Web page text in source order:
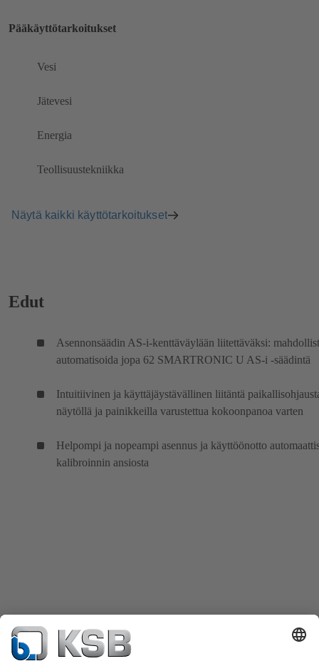
Pääkäyttötarkoitukset
Vesi
Jätevesi
Energia
Teollisuustekniikka
Näytä kaikki käyttötarkoitukset
Edut
Asennonsäädin AS-i-kenttäväylään liitettäväksi:
automatisoida jopa 62 SMARTRONIC U AS-i -säädintä
Intuitiivinen ja käyttäjäystävällinen liitäntä
näytöllä ja painikkeilla varustettua kokoonpanoa varten
Helpompi ja nopeampi asennus ja käyttöönotto
kalibroinnin ansiosta